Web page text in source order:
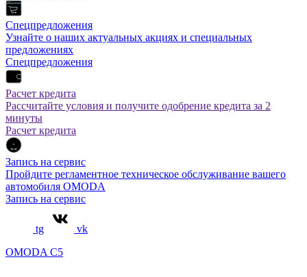
Спецпредложения
Узнайте о наших актуальных акциях и специальных
предложениях
Спецпредложения
Расчет кредита
Рассчитайте условия и получите одобрение кредита за 2
минуты
Расчет кредита
Запись на сервис
Пройдите регламентное техническое обслуживание вашего
автомобиля OMODA
Запись на сервис
tg
vk
OMODA C5